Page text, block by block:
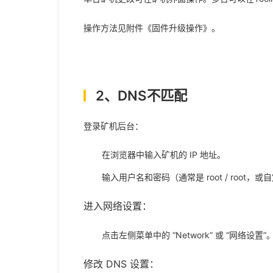
操作方法见附件《固件升级操作》。
2、 DNS不匹配
登录矿机后台：
在浏览器中输入矿机的 IP 地址。
输入用户名和密码（通常是 root / root，或自
进入网络设置：
点击左侧菜单中的 “Network” 或 “网络设置”。
修改 DNS 设置：